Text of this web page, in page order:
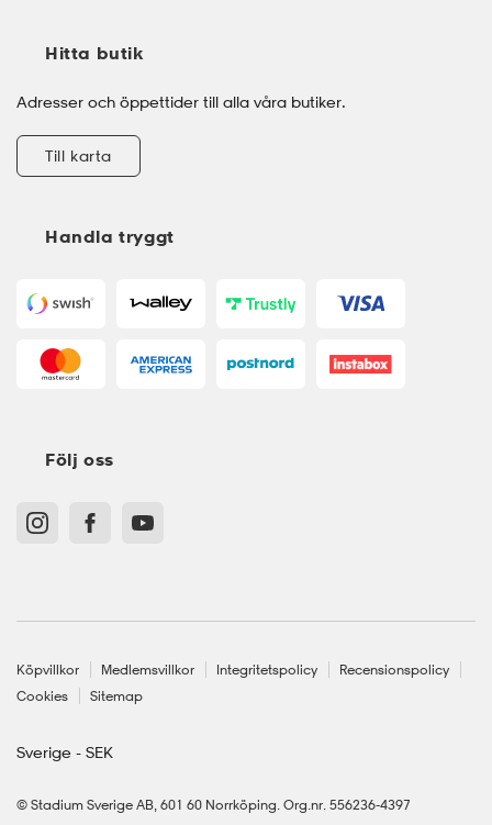
Handla tryggt
Hitta butik
Adresser och öppettider till alla våra butiker.
Till karta
Följ oss
Köpvillkor Medlemsvillkor Integritetspolicy
Recensionspolicy
Cookies
Sitemap
Sverige - SEK
© Stadium Sverige AB, 601 60 Norrköping. Org.nr. 556236-4397